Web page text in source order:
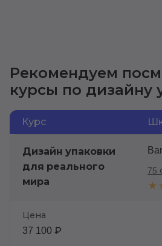
Рекомендуем
курсы по дизайну
Курс
Дизайн упаковки
для реального
мира
75
Цена
37 100 ₽